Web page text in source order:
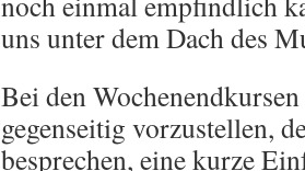
uns unter dem Dach des
Bei den
gegenseitig vorzustellen,
besprechen, eine kurze